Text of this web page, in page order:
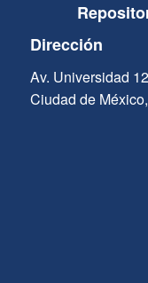
Dirección
Av. Universidad
Ciudad de